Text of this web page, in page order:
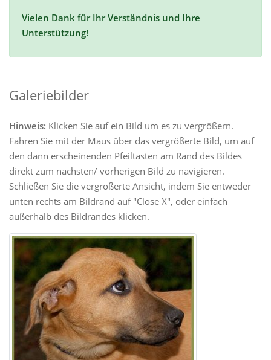
Vielen Dank für Ihr Verständnis und Ihre
Unterstützung!
Galeriebilder
Hinweis: Klicken Sie auf ein Bild um es zu vergrößern.
Fahren Sie mit der Maus über das vergrößerte Bild, um auf
den dann erscheinenden Pfeiltasten am Rand des Bildes
direkt zum nächsten/ vorherigen Bild zu navigieren.
Schließen Sie die vergrößerte Ansicht, indem Sie entweder
unten rechts am Bildrand auf "Close X", oder einfach
außerhalb des Bildrandes klicken.